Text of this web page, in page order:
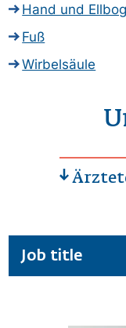
Hand und
Fuß
Wirbelsäule
Job title